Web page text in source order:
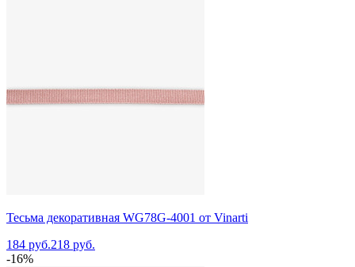
Тесьма декоративная WG78G-4001 от Vinarti
184 руб.218 руб.
-16%